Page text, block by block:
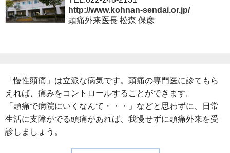
http://www.kohnan-sendai.or.jp/
頭痛外来医長 松森 保彦
「慢性頭痛」は立派な病気です。頭痛の専門医に診てもら
えれば、痛みをコントロールすることができます。
「頭痛で病院にいくなんて・・・」などと思わずに、日常
生活に支障がでる頭痛があれば、我慢せずに頭痛外来を受
診しましょう。